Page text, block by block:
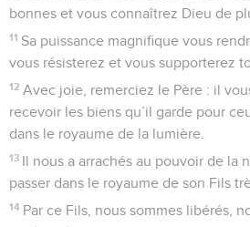
bonnes et vous connaîtrez Dieu de
11 Sa puissance magnifique vous
vous résisterez et vous supporterez
12 Avec joie, remerciez le Père : il
recevoir les biens qu’il garde pour
dans le royaume de la lumière.
13 Il nous a arrachés au pouvoir de la
passer dans le royaume de son Fils
14 Par ce Fils, nous sommes libérés,